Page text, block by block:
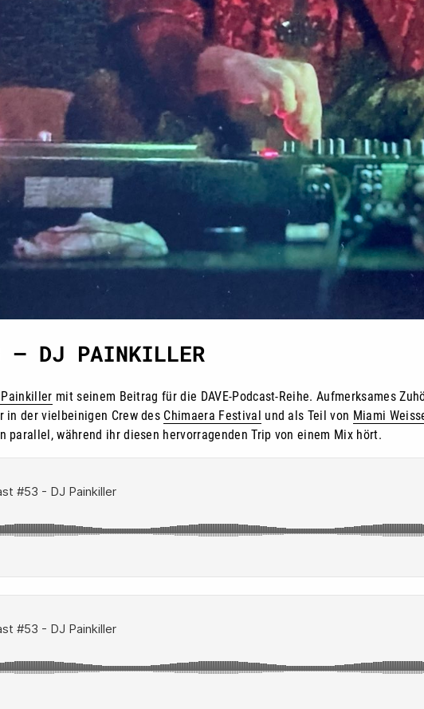
– DJ PAINKILLER
Painkiller mit seinem Beitrag für die DAVE-Podcast-Reihe. Aufmerksames
in der vielbeinigen Crew des Chimaera Festival und als Teil von Miami
parallel, während ihr diesen hervorragenden Trip von einem Mix hört.